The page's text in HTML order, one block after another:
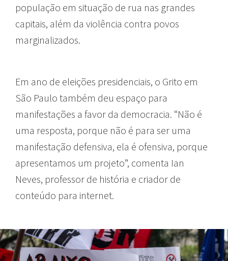
população em situação de rua nas grandes
capitais, além da violência contra povos
marginalizados.
Em ano de eleições presidenciais, o Grito em
São Paulo também deu espaço para
manifestações a favor da democracia. “Não é
uma resposta, porque não é para ser uma
manifestação defensiva, ela é ofensiva, porque
apresentamos um projeto”, comenta Ian
Neves, professor de história e criador de
conteúdo para internet.